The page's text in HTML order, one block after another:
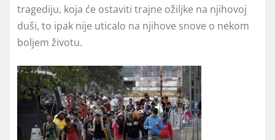
tragediju, koja će ostaviti trajne ožiljke na njihovoj
duši, to ipak nije uticalo na njihove snove o nekom
boljem životu.